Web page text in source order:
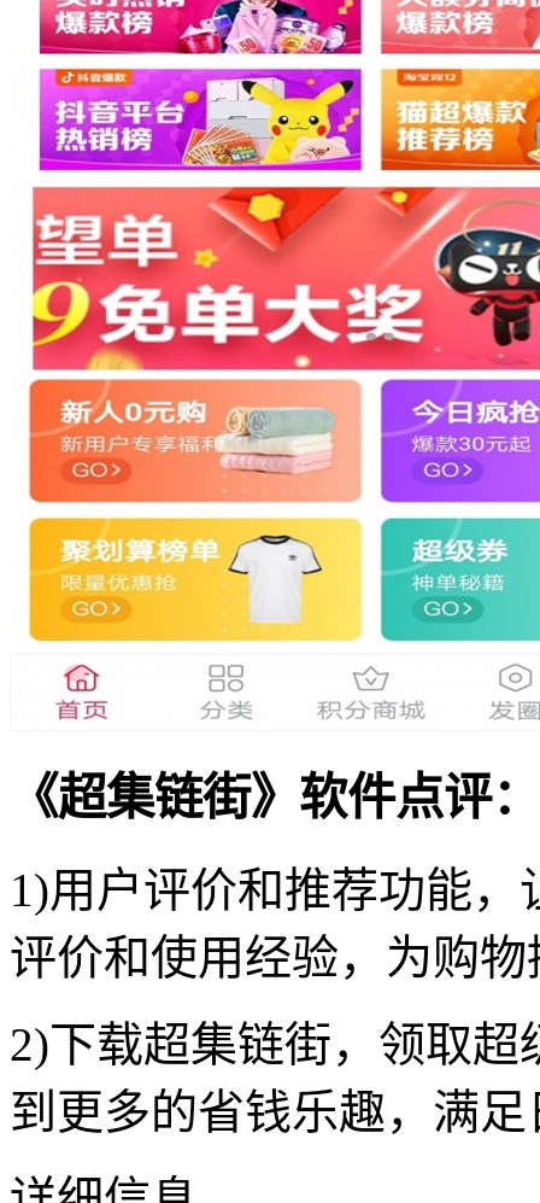
《超集链街》软件点评：
1)用户评价和推荐功能
评价和使用经验，为购
2)下载超集链街，领取
到更多的省钱乐趣，满